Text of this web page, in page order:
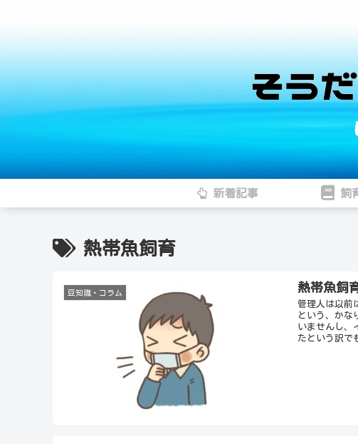
新着記事 飼
熱帯魚飼育
豆知識・コラム 熱帯魚飼
管理人は以前
という、かな
いませんし、
たという訳で